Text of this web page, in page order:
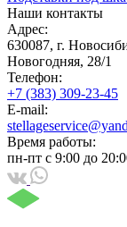
Наши контакты
Адрес:
630087, г.
Новогодняя, 28/1
Телефон:
+7 (383) 309-23-45
E-mail:
Время работы:
пн-пт с 9:00 до